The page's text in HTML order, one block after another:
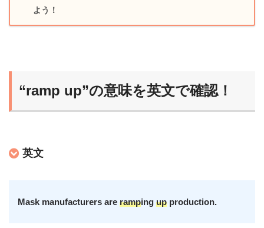
よう！
“ramp up”の意味を英文で確認！
英文
Mask manufacturers arerampingup production.